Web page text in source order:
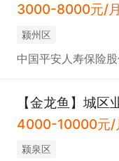
3000-8000元/月
颍州区
中国平安人寿保险
4000-10000元/
颍泉区